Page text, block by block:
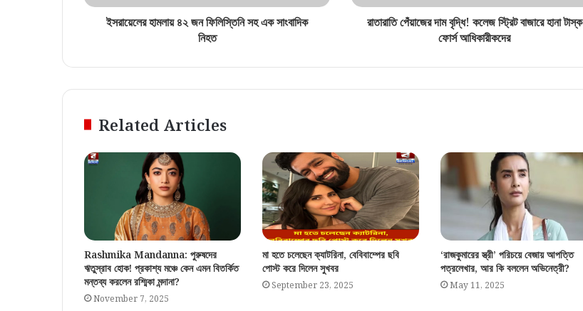
ইসরায়েলের হামলায় ৪২ জন ফিলিস্তিনি সহ এক সাংবাদিক
নিহত
রাতারাতি পেঁয়াজের দাম বৃদ্ধি! কলেজ স্ট্রিট বাজারে হানা টাস্ক
ফোর্স আধিকারীকদের
Related Articles
Rashmika Mandanna: পুরুষদের
ঋতুস্রাব হোক! প্রকাশ্য মঞ্চে কেন এমন বিতর্কিত
মন্তব্য করলেন রশ্মিকা মন্দানা?
November 7, 2025
মা হতে চলেছেন ক্যাটরিনা, বেবিবাম্পের ছবি
পোস্ট করে দিলেন সুখবর
September 23, 2025
‘রাজকুমারের স্ত্রী’ পরিচয়ে বেজায় আপত্তি
পত্রলেখার, আর কি বললেন অভিনেত্রী?
May 11, 2025